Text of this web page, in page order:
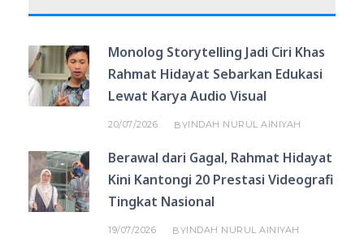
Monolog Storytelling Jadi Ciri Khas
Rahmat Hidayat Sebarkan Edukasi
Lewat Karya Audio Visual
20/07/2026 BYINDAH NURUL AINIYAH
Berawal dari Gagal, Rahmat Hidayat
Kini Kantongi 20 Prestasi Videografi
Tingkat Nasional
19/07/2026 BYINDAH NURUL AINIYAH